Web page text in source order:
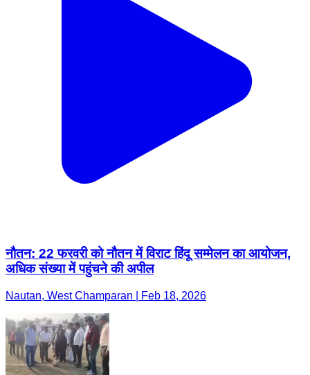
नौतन: 22 फरवरी को नौतन में विराट हिंदू सम्मेलन का आयोजन,
अधिक संख्या में पहुंचने की अपील
Nautan, West Champaran | Feb 18, 2026